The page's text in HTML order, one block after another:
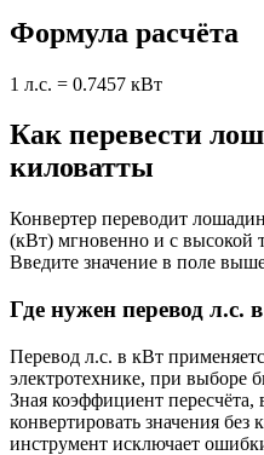
Формула расчёта
1 л.с. = 0.7457 кВт
Как перевести
киловатты
Конвертер переводит
(кВт) мгновенно и с высокой
Введите значение в поле
Где нужен перевод л.с.
Перевод л.с. в кВт
электротехнике, при выборе
Зная коэффициент
конвертировать значения без
инструмент исключает